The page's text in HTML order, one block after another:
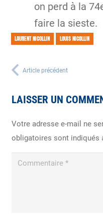
on perd à la
faire la sieste.
LAURENT NICOLLIN LOUIS NICOLLIN
Article précédent
LAISSER UN
Votre adresse e-mail ne
obligatoires sont indiqués